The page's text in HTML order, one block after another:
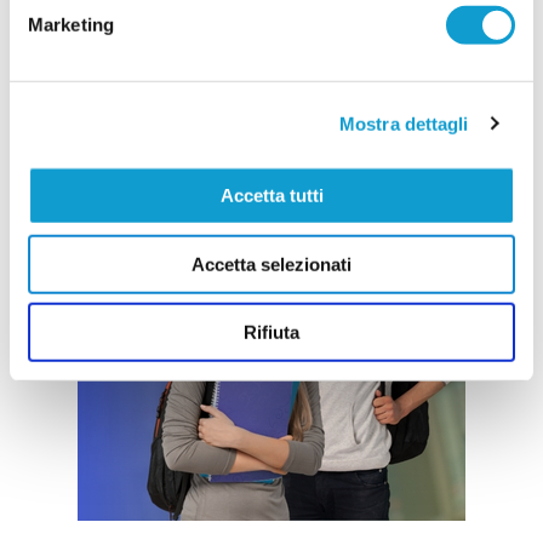
Marketing
Mostra dettagli
Accetta tutti
Accetta selezionati
Rifiuta